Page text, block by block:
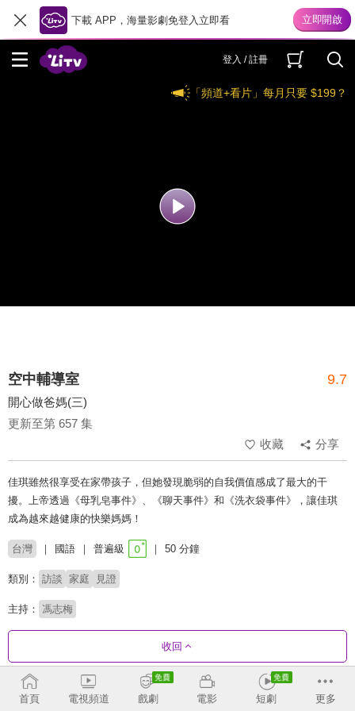
下載 APP，海量影劇免登入立即看
登入 / 註冊
「頻道+看片」每月只要 $199？
空中輔導室 9.7
開心做爸媽(三)
更新至第 657 集
收藏
分享
佳琪雖然很享受在家帶孩子，但她發現脆弱的自我價值感成了最大的干
擾。上帝透過《母乳皂事件》、《聊天事件》和《洗衣袋事件》，讓佳琪
成為越來越健康的快樂媽媽！
台灣 國語 普遍級 50 分鐘
類別： 訪談 家庭 見證
主持： 馮志梅
收回
劇集列表 收合
首頁 電視頻道 戲劇 電影 短劇 更多